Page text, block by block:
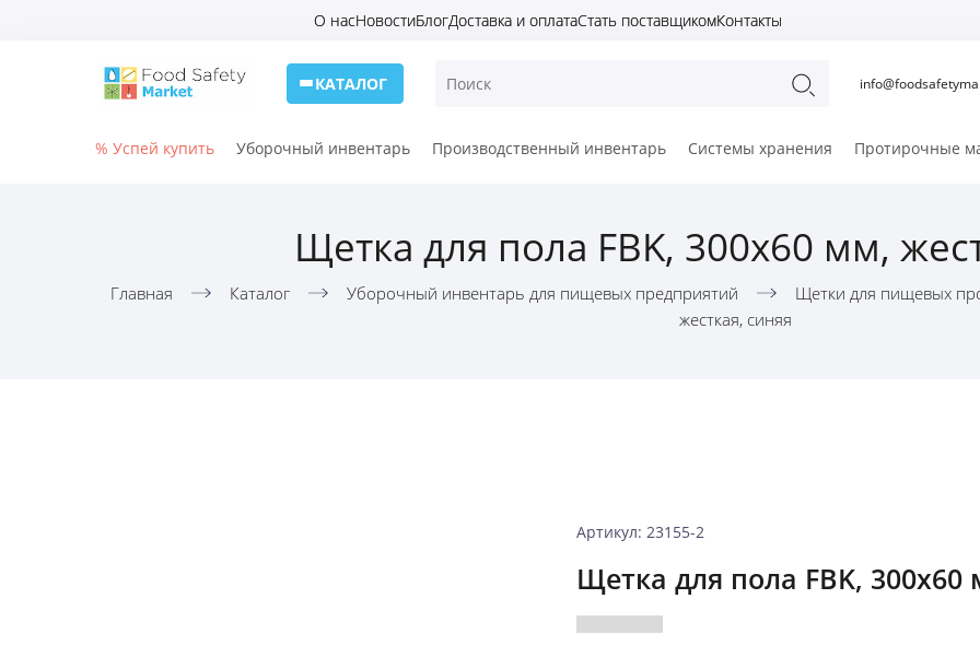
О насНовостиБлогДоставка и оплатаСтать поставщикомКонтакты
КАТАЛОГ
% Успей купить Уборочный инвентарь Производственный инвентарь Системы хранения Протирочные
Щетка для пола FBK, 300х60 мм,
Главная Каталог Уборочный инвентарь для пищевых предприятий
Щетки для пищевых
жесткая, синяя
Артикул: 23155-2
Щетка для пола FBK,